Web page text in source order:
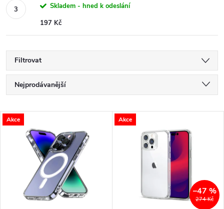
Skladem - hned k odeslání
197 Kč
Filtrovat
Ř
a
Nejprodávanější
Nejdražší
Abecedně
V
Akce Akce
274 Kč
–47 %